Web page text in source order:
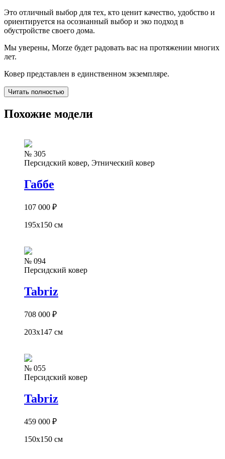
Это отличный выбор для тех, кто ценит качество, удобство и
ориентируется на осознанный выбор и эко подход в
обустройстве своего дома.
Мы уверены, Morze будет радовать вас на протяжении многих
лет.
Ковер представлен в единственном экземпляре.
Читать полностью
Похожие модели
№ 305
Персидский ковер, Этнический ковер
Габбе
107 000 ₽
195x150 см
№ 094
Персидский ковер
Tabriz
708 000 ₽
203x147 см
№ 055
Персидский ковер
Tabriz
459 000 ₽
150x150 см